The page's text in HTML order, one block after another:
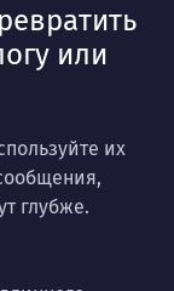
или
их
глубже.